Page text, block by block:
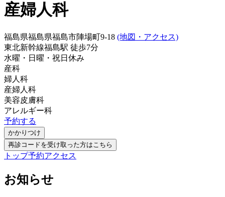
産婦人科
福島県福島県福島市陣場町9-18 (地図・アクセス)
東北新幹線福島駅 徒歩7分
水曜・日曜・祝日 休み
産科
婦人科
産婦人科
美容皮膚科
アレルギー科
予約する
かかりつけ
再診コードを受け取った方はこちら
トップ予約アクセス
お知らせ